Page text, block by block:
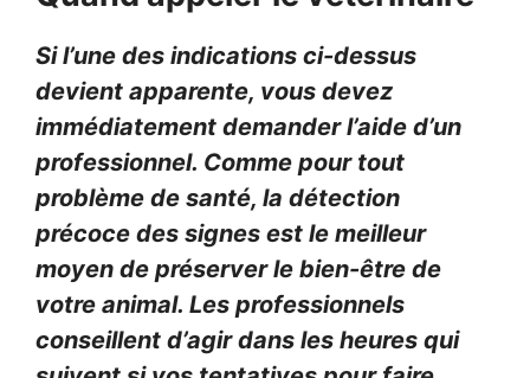
Si l’une des indications ci-dessus
devient apparente, vous devez
immédiatement demander l’aide d’un
professionnel. Comme pour tout
problème de santé, la détection
précoce des signes est le meilleur
moyen de préserver le bien-être de
votre animal. Les professionnels
conseillent d’agir dans les heures qui